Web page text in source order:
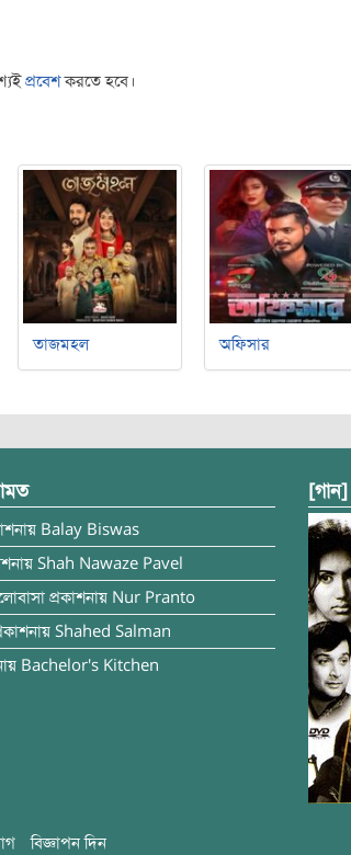
প্রবেশকরতে হবে।
তাজমহল অফিসার
Balay Biswas
Shah Nawaze Pavel
প্রকাশনায় Nur Pranto
Shahed Salman
Bachelor's Kitchen
[গান]
বিজ্ঞাপন দিন